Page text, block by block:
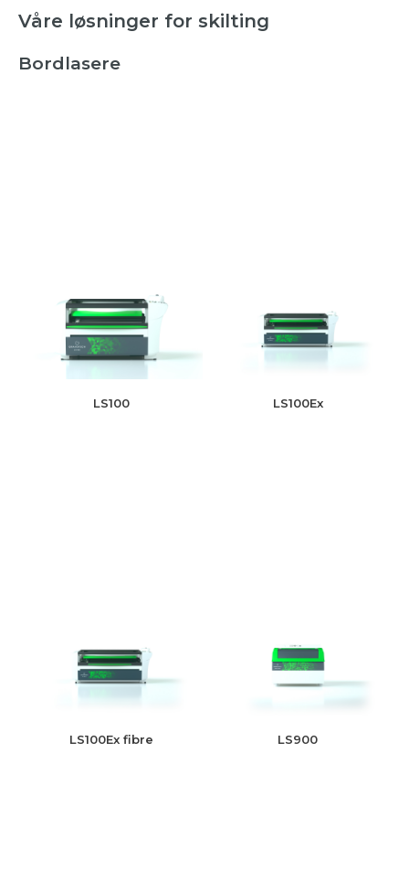
Våre løsninger for skilting
Bordlasere
LS100 LS100Ex
LS100Ex fibre LS900